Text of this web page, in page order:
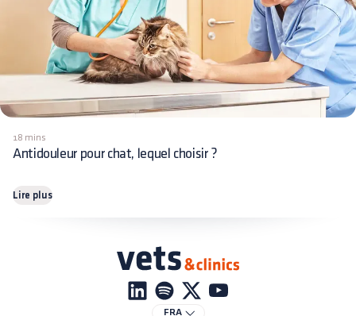
18 mins
Antidouleur pour chat, lequel choisir ?
Lire plus
FRA